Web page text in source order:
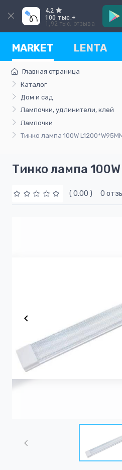
4,2
100 тыс.+
1,92 тыс. отзыва
MARKET LENTA
Главная страница
Каталог
Дом и сад
Лампочки, удлинители, клей
Лампочки
Тинко лампа 100W
Тинко лампа
( 0.00 ) 0